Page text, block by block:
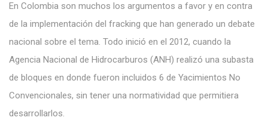
En Colombia son muchos los argumentos a favor y en contra
de la implementación del fracking que han generado un debate
nacional sobre el tema. Todo inició en el 2012, cuando la
Agencia Nacional de Hidrocarburos (ANH) realizó una subasta
de bloques en donde fueron incluidos 6 de Yacimientos No
Convencionales, sin tener una normatividad que permitiera
desarrollarlos.